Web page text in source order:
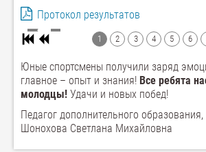
Протокол результатов
1 2 3 4 5 6
Юные спортсмены получили заряд
главное – опыт и знания! Все ребята
молодцы! Удачи и новых побед!
Педагог дополнительного образования,
Шонохова Светлана Михайловна